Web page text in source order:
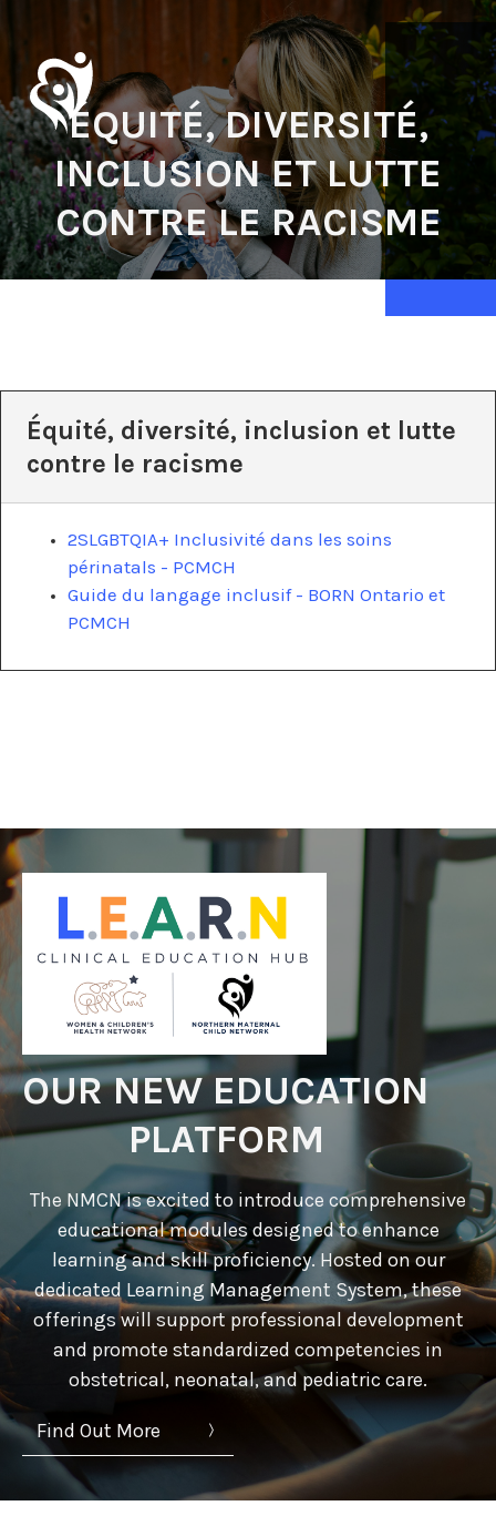
ÉQUITÉ, DIVERSITÉ,
INCLUSION ET LUTTE
CONTRE LE RACISME
Équité, diversité, inclusion et lutte
contre le racisme
2SLGBTQIA+ Inclusivité dans les soins
périnatals - PCMCH
Guide du langage inclusif - BORN Ontario et
PCMCH
OUR NEW EDUCATION
PLATFORM
The NMCN is excited to introduce comprehensive
educational modules designed to enhance
learning and skill proficiency. Hosted on our
dedicated Learning Management System, these
offerings will support professional development
and promote standardized competencies in
obstetrical, neonatal, and pediatric care.
Find Out More